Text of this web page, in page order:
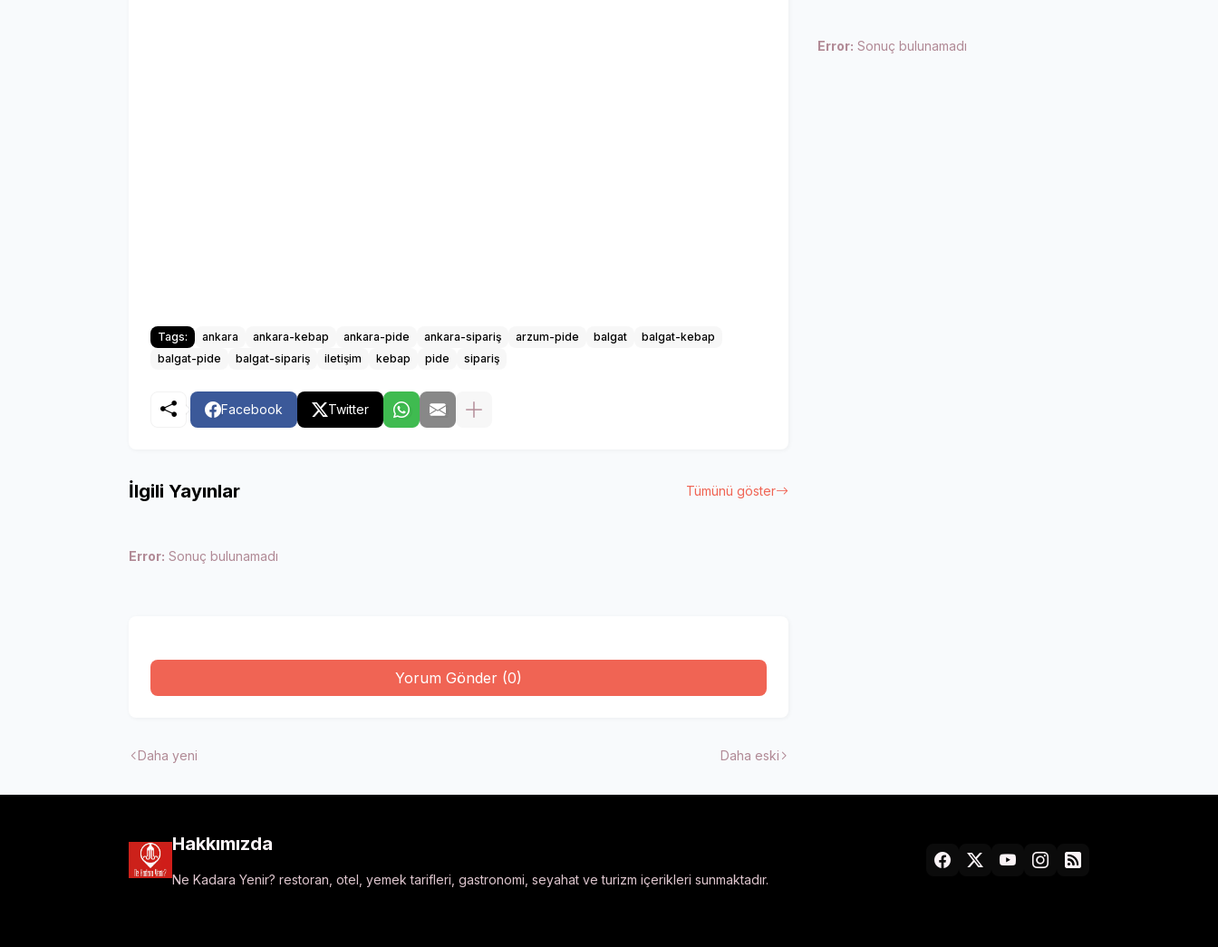
Tags: ankara ankara-kebap ankara-pide ankara-sipariş arzum-pide balgat
balgat-kebap
balgat-pide
balgat-sipariş iletişim kebap pide sipariş
Facebook Twitter
İlgili Yayınlar Tümünü göster
Error: Sonuç bulunamadı
Yorum Gönder (0)
Daha yeni Daha eski
Error: Sonuç bulunamadı
Hakkımızda
Ne Kadara Yenir? restoran, otel, yemek tarifleri, gastronomi, seyahat ve turizm içerikleri sunmaktadır.